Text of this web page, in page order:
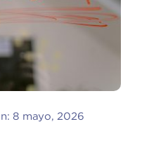
8 mayo, 2026